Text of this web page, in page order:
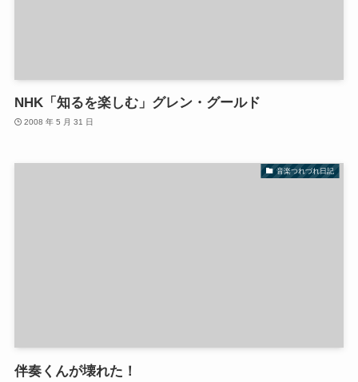
NHK「知るを楽しむ」グレン・グールド
2008 年 5 月 31 日
音楽つれづれ日記
伴奏くんが壊れた！